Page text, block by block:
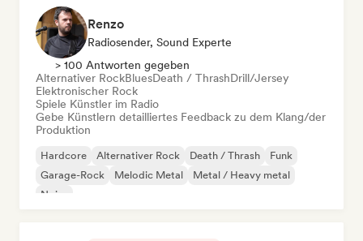
Renzo
Radiosender, Sound Experte
> 100 Antworten gegeben
Alternativer RockBluesDeath / ThrashDrill/Jersey
Elektronischer Rock
Spiele Künstler im Radio
Gebe Künstlern detailliertes Feedback zu dem Klang/der
Produktion
Hardcore Alternativer Rock Death / Thrash
Funk
Garage-Rock
Melodic Metal
Metal / Heavy metal
Noise